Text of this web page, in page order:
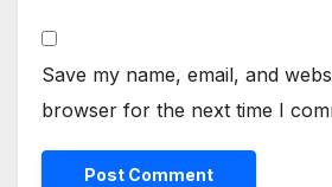
Save my name, email, and
browser for the next time I